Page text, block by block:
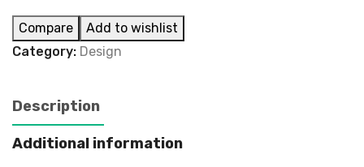
Compare
Add to wishlist
Category: Design
Description
Additional information